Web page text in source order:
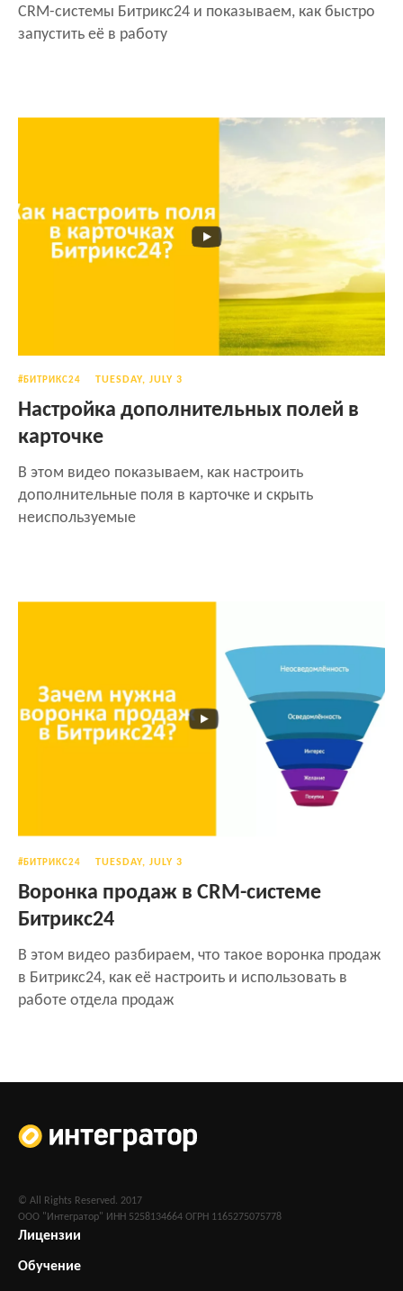
CRM-системы Битрикс24 и показываем, как быстро
запустить её в работу
#БИТРИКС24 TUESDAY, JULY 3
Настройка дополнительных полей в
карточке
В этом видео показываем, как настроить
дополнительные поля в карточке и скрыть
неиспользуемые
#БИТРИКС24 TUESDAY, JULY 3
Воронка продаж в CRM-системе
Битрикс24
В этом видео разбираем, что такое воронка продаж
в Битрикс24, как её настроить и использовать в
работе отдела продаж
© All Rights Reserved. 2017
ООО "Интегратор" ИНН 5258134664 ОГРН 1165275075778
Лицензии
Обучение